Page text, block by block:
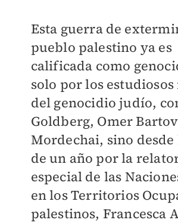
Esta guerra de
pueblo palestino ya es
calificada como
solo por los
del genocidio judío,
Goldberg, Omer
Mordechai, sino desde
de un año por la
especial de las
en los Territorios
palestinos, Francesca